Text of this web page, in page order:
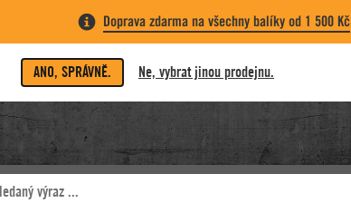
Doprava zdarma na všechny balíky od 1 500 Kč
ANO, SPRÁVNĚ. Ne, vybrat jinou prodejnu.